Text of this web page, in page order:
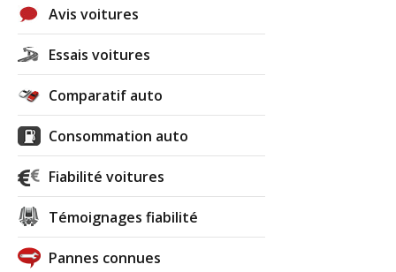
Avis voitures
Essais voitures
Comparatif auto
Consommation auto
Fiabilité voitures
Témoignages fiabilité
Pannes connues